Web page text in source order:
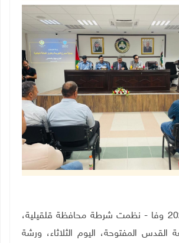
- نظمت شرطة محافظة قلقيلية،
القدس المفتوحة، اليوم الثلاثاء، ورشة